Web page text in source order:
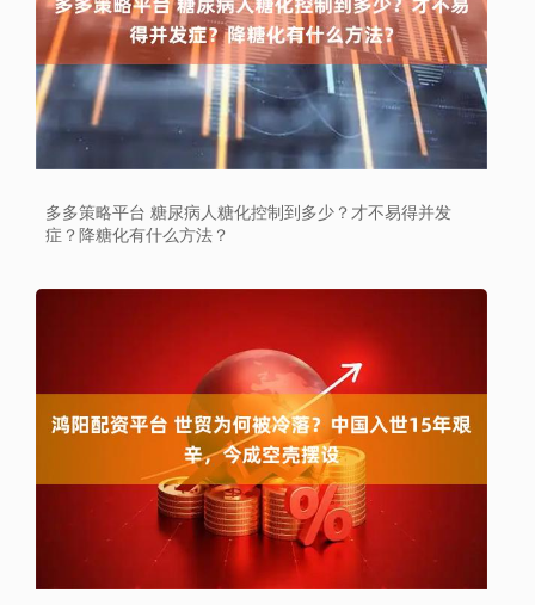
多多策略平台 糖尿病人糖化控制到多少？才不易得并发
症？降糖化有什么方法？